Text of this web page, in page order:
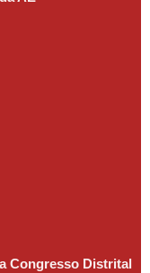
Congresso Distrital